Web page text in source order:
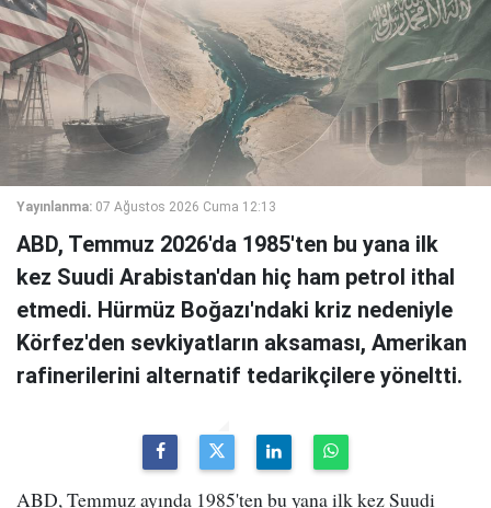
Yayınlanma: 07 Ağustos 2026 Cuma 12:13
ABD, Temmuz 2026'da 1985'ten bu yana ilk
kez Suudi Arabistan'dan hiç ham petrol ithal
etmedi. Hürmüz Boğazı'ndaki kriz nedeniyle
Körfez'den sevkiyatların aksaması, Amerikan
rafinerilerini alternatif tedarikçilere yöneltti.
ABD, Temmuz ayında 1985'ten bu yana ilk kez Suudi